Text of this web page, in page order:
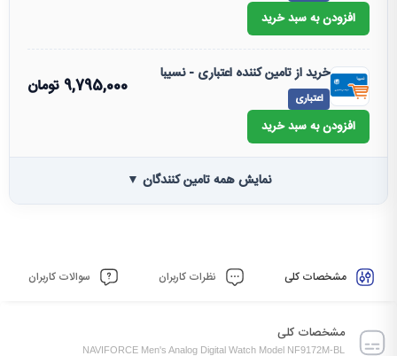
افزودن به سبد خرید
خرید از تامین کننده اعتباری - نسیبا
اعتباری
9,795,000 تومان
افزودن به سبد خرید
نمایش همه تامین کنندگان ▼
مشخصات کلی نظرات کاربران سوالات کاربران
مشخصات کلی
NAVIFORCE Men's Analog Digital Watch Model NF9172M-BL